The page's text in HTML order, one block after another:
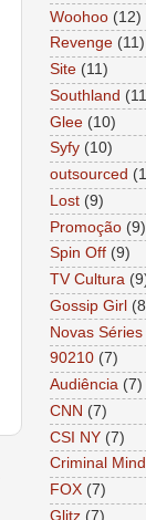
Woohoo (12)
Revenge (11)
Site (11)
Southland
Glee (10)
Syfy (10)
outsourced
Lost (9)
Promoção (9)
Spin Off (9)
TV Cultura
Gossip Girl
Novas Séries
90210 (7)
Audiência (7)
CNN (7)
CSI NY (7)
Criminal
FOX (7)
Glitz (7)